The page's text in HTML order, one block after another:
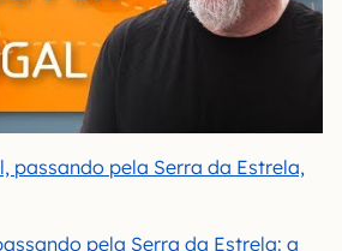
passando pela Serra da Estrela,
pela Serra da Estrela: a